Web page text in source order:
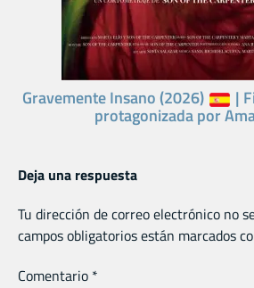
Gravemente Insano (2026) |
protagonizada por
Deja una respuesta
Tu dirección de correo electrónico no
campos obligatorios están marcados
Comentario *